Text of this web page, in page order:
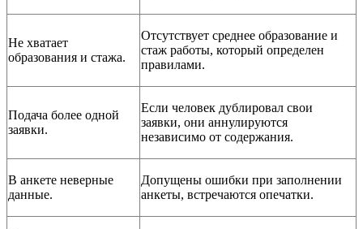
Не хватает
образования и стажа.
Отсутствует среднее образование и
стаж работы, который определен
правилами.
Подача более одной
заявки.
Если человек дублировал свои
заявки, они аннулируются
независимо от содержания.
В анкете неверные
данные.
Допущены ошибки при заполнении
анкеты, встречаются опечатки.